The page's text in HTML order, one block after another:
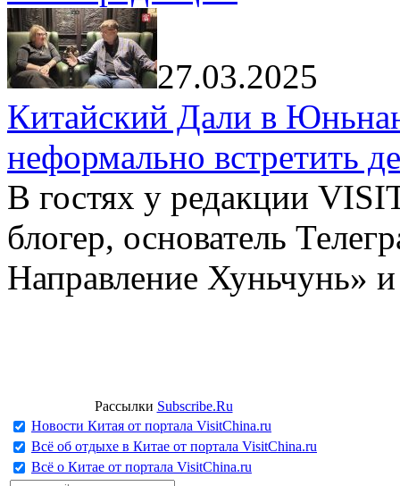
27.03.2025
Китайский Дали в
неформально встретить
В гостях у редакции
блогер, основатель
Направление Хуньчунь»
Рассылки Subscribe.Ru
Новости Китая от портала VisitChina.ru
Всё об отдыхе в Китае от портала VisitChina.ru
Всё о Китае от портала VisitChina.ru